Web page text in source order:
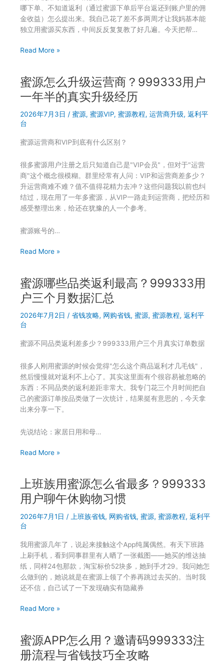
999333
用
户
过
坑
帮
你
结
哪下单、不知道返利（通过蜜源下单后平台返还到账户里的佣
金收益）怎么提出来。我自己花了差不多两周才让我妈基本能
独立用蜜源买东西，中间反反复复教了好几遍。今天把帮…
给
装
App，
邀
码
填
好
后
还
要
几
事
Read More »
蜜源怎么升级运营商？999333用户
一年半的真实升级经历
2026年7月3日 / 蜜源, 蜜源VIP, 蜜源教程, 运营商升级, 返利平
台
蜜源运营商和VIP到底有什么区别？
很多蜜源用户注册之后只知道自己是"VIP会员"，但对于"运营
商"这个概念很模糊。群里经常有人问：VIP和运营商差多少？
升运营商难不难？值不值得花精力去冲？这些问题我以前也纠
结过，现在用了一年多蜜源，从VIP一路走到运营商，把经历和
感受整理出来，给还在犹豫的人一个参考。
蜜源账号的…
蜜
么
升
级
运
营
999333
户
一
年
半
的
实
级
历
Read More »
蜜源哪些品类返利最高？999333用
户三个月数据汇总
2026年7月2日 / 省钱攻略, 网购省钱, 蜜源, 蜜源教程, 返利平
台
蜜源不同品类返利差多少？999333用户三个月真实订单数据
很多人刚用蜜源的时候会觉得"怎么这个商品返利才几毛钱"，
然后慢慢就对返利不上心了。其实这里面有个很容易被忽略的
东西：不同品类的返利差距非常大。我专门花三个月时间把自
己的蜜源订单按品类做了一次统计，结果挺有意思的，今天拿
出来分享一下。
先说结论：家居日用和母…
蜜
些
品
类
返
利
高？
999333
用
户
三
据
汇
总
Read More »
上班族用蜜源怎么省最多？999333
用户聊午休购物习惯
2026年7月1日 / 上班族省钱, 网购省钱, 蜜源, 蜜源教程, 返利平
台
我用蜜源几年了，说起来接触这个App纯属偶然。有天下班路
上刷手机，看到同事群里有人晒了一张截图——她买的维达抽
纸，同样24包那款，淘宝标价52块多，她到手才29。我问她怎
么做到的，她说就是在蜜源上领了个券再跳过去买的。当时我
还不信，自己试了一下发现确实有隐藏券
上
用
蜜
源
Read More »
蜜源APP怎么用？邀请码999333注
册流程与省钱技巧全攻略